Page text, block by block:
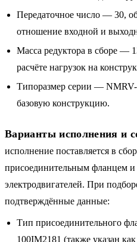
Передаточное число — 30,
отношение входной и
Масса редуктора в сборе —
расчёте нагрузок на
Типоразмер серии —
базовую конструкцию.
Варианты исполнения и
исполнение поставляется в
присоединительным фланцем и
электродвигателей. При
подтверждённые данные:
Тип присоединительного
100IM2181 (также указан